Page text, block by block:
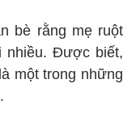
bè rằng mẹ ruột
nhiều. Được biết,
một trong những